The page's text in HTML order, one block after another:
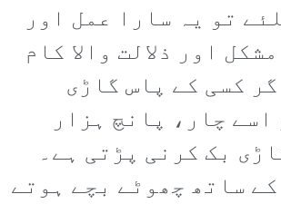
تو یہ سارا عمل اور
اور ذلالت والا کام
کسی کے پاس گاڑی
اسے چار، پانچ ہزار
بک کرنی پڑتی ہے۔
ساتھ چھوٹے بچے ہوتے